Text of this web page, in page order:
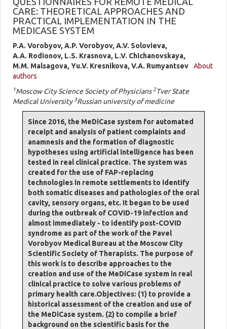
CARE: THEORETICAL APPROACHES AND
PRACTICAL IMPLEMENTATION IN THE
MEDICASE SYSTEM
P.A. Vorobyov, A.P. Vorobyov, A.V. Solovieva,
A.A. Rоdionov, L.S. Krasnova, L.V. Chichanovskaya,
M.M. Malsagova, Yu.V. Kresnikova, V.A. Rumyantsev
About
authors
1Moscow City Science Society of Physicians 2Tver State
Medical University 3Russian university of medicine
Since 2016, the MeDiCase system for automated
receipt and analysis of patient complaints and
anamnesis and the formation of diagnostic
hypotheses using artificial intelligence has been
tested in real clinical practice. The system was
created for the use of FAP-replacing
technologies in remote settlements to identify
both somatic diseases and pathologies of the oral
cavity, sensory organs, etc. It began to be used
during the outbreak of COVID-19 infection and
almost immediately - to identify post-COVID
syndrome as part of the work of the Pavel
Vorobyov Medical Bureau at the Moscow City
Scientific Society of Therapists. The purpose of
this work is to describe approaches to the
creation and use of the MeDiCase system in real
clinical practice to solve various problems of
primary health care.Objectives: (1) to provide a
historical assessment of the creation and use of
the MeDiCase system. (2) to compile a brief
background on the scientific basis for the